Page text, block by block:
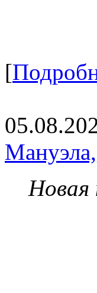
[
Новая